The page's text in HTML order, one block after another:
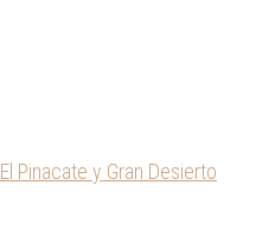
El Pinacate y Gran Desierto